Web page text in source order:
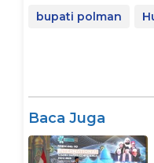
bupati polman
Baca Juga